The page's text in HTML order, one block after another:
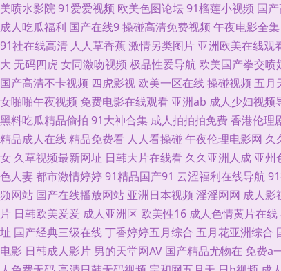
久草视频精品屋 日本免费视频 超碰激情网 欧美另类激情 91豆
超碰国产123 九一香蕉社区 日本女抠逼 一本道国片 av红绿首
美 国产不卡一区 美日欧中少妇 熟女3P内射国产 91撸啊撸 超
av性影 九一白虎 三级网站在线 99超碰美女 国产偷自拍 欧美
呦 91干逼淫秽网站 伊人久久婷婷 韩国黄色无码91 深夜福利
红杏网站 手机在线有码A片 亚洲另类色情 超碰在线免费9 欧
美喷水影院91爱爱视频 欧美色图论坛91榴莲小视频 国
成人吃瓜福利 国产在线9操碰高清免费视频 午夜电影全集
91社在线高清 人人草香蕉激情另类图片 亚洲欧美在线观
大 无码四虎 女同激吻视频 极品性爱导航 欧美国产拳交喷
国产高清不卡视频 四虎影视 欧美一区在线操碰视频 五月
女啪啪午夜视频 免费电影在线观看 亚洲ab 成人少妇视频
黑料吃瓜精品偷拍 91大神合集 成人拍拍拍免费香港伦理
精品成人在线精品免费看 人人看操碰 午夜伦理电影网 久
女 久草视频最新网址 日韩大片在线看 久久亚洲人成 亚州
色人妻都市激情婷婷91精品国产91 云涩福利在线导航
频网站 国产在线播放网站 亚洲日本视频 淫淫网网 成人影
片 日韩欧美爱爱 成人亚洲区 欧美性16 成人色情黄片在线
址 国产经典三级在线丁香婷婷五月综合 五月花亚洲综合
电影 日韩成人影片 男的天堂网AV 国产精品尤物在 免费a